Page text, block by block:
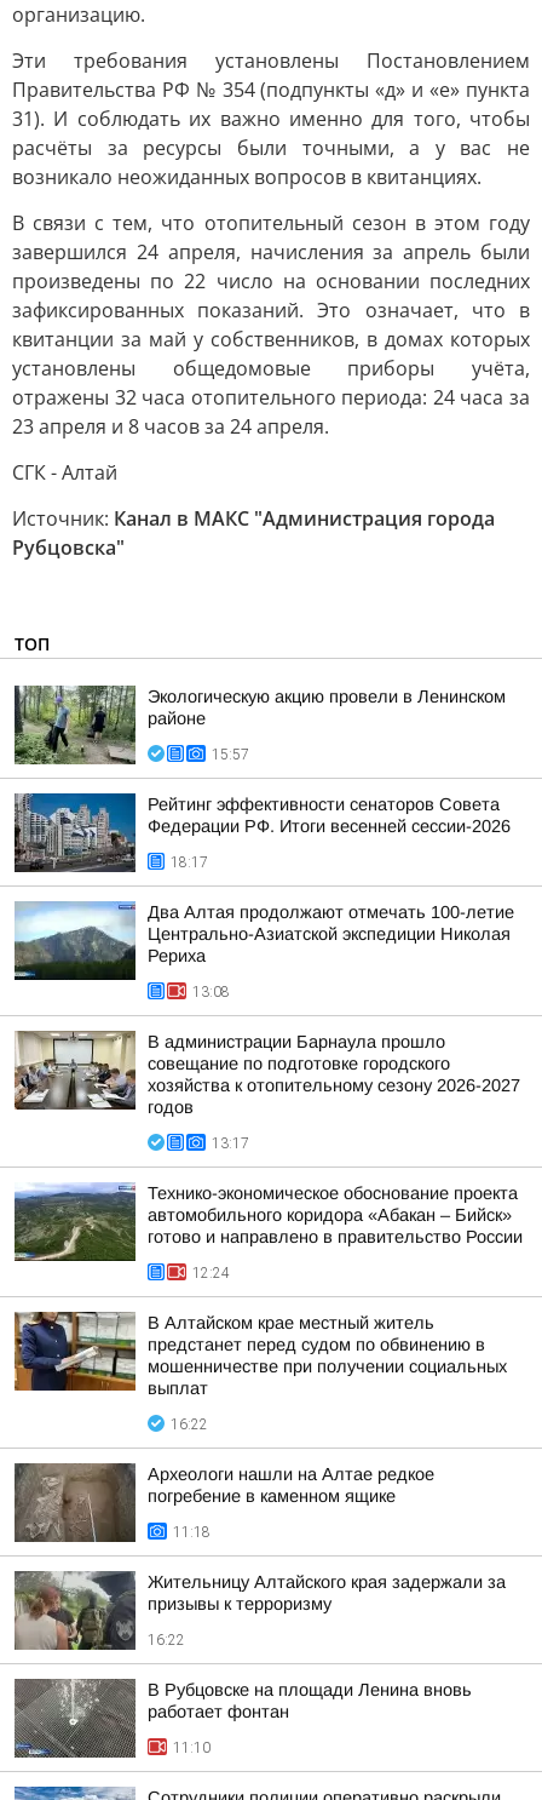
организацию.
Эти требования установлены Постановлением
Правительства РФ № 354 (подпункты «д» и «е» пункта
31). И соблюдать их важно именно для того, чтобы
расчёты за ресурсы были точными, а у вас не
возникало неожиданных вопросов в квитанциях.
В связи с тем, что отопительный сезон в этом году
завершился 24 апреля, начисления за апрель были
произведены по 22 число на основании последних
зафиксированных показаний. Это означает, что в
квитанции за май у собственников, в домах которых
установлены общедомовые приборы учёта,
отражены 32 часа отопительного периода: 24 часа за
23 апреля и 8 часов за 24 апреля.
СГК - Алтай
Источник: Канал в МАКС "Администрация города
Рубцовска"
ТОП
Экологическую акцию провели в Ленинском
районе
15:57
Рейтинг эффективности сенаторов Совета
Федерации РФ. Итоги весенней сессии-2026
18:17
Два Алтая продолжают отмечать 100-летие
Центрально-Азиатской экспедиции Николая
Рериха
13:08
В администрации Барнаула прошло
совещание по подготовке городского
хозяйства к отопительному сезону 2026-2027
годов
13:17
Технико-экономическое обоснование проекта
автомобильного коридора «Абакан – Бийск»
готово и направлено в правительство России
12:24
В Алтайском крае местный житель
предстанет перед судом по обвинению в
мошенничестве при получении социальных
выплат
16:22
Археологи нашли на Алтае редкое
погребение в каменном ящике
11:18
Жительницу Алтайского края задержали за
призывы к терроризму
16:22
В Рубцовске на площади Ленина вновь
работает фонтан
11:10